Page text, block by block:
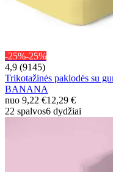
-25%-25%
4,9 (9145)
Trikotažinės paklodės su
BANANA
nuo 9,22 €12,29 €
22 spalvos6 dydžiai